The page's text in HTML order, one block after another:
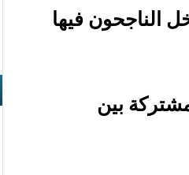
بين الفلسفة وألم
مميز في مكتبة
مجلس الاستقرار
ملفات الرقابة
فيها